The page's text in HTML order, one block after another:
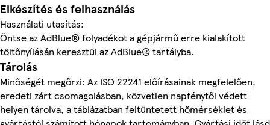
Elkészítés és felhasználás
Használati utasítás:
Öntse az AdBlue® folyadékot a gépjármű erre kialakított
töltőnyílásán keresztül az AdBlue® tartályba.
Tárolás
Minőségét megőrzi: Az ISO 22241 előírásainak megfelelően,
eredeti zárt csomagolásban, közvetlen napfénytől védett
helyen tárolva, a táblázatban feltüntetett hőmérséklet és